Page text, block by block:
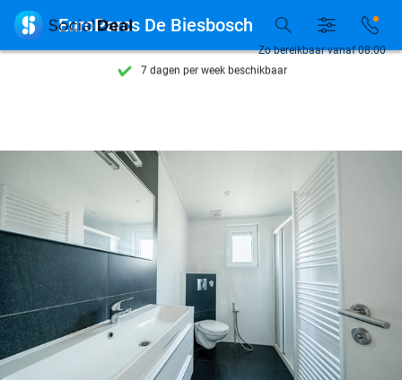
7 dagen per week beschikbaar
7 dagen per week beschikbaar
10+ miljoen leden
Zo bereikbaar vanaf 08:00
 EuroParcs De Biesbosch